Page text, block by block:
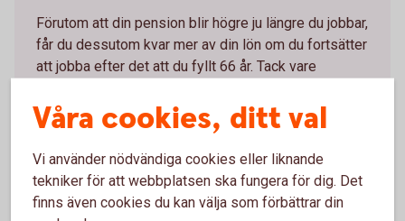
Förutom att din pension blir högre ju längre du jobbar,
får du dessutom kvar mer av din lön om du fortsätter
att jobba efter det att du fyllt 66 år. Tack vare
fyller 67 år får du kvar mer av lönen efter skatt
jämfört med året före.
- Från det år man fyller 67 år är inkomstskatten lägre
både för de som jobbar och som är pensionärer. Det
är alltså ekonomiskt fördelaktigt att jobba efter sin
Våra cookies, ditt val
Vi använder nödvändiga cookies eller liknande
tekniker för att webbplatsen ska fungera för dig. Det
finns även cookies du kan välja som förbättrar din